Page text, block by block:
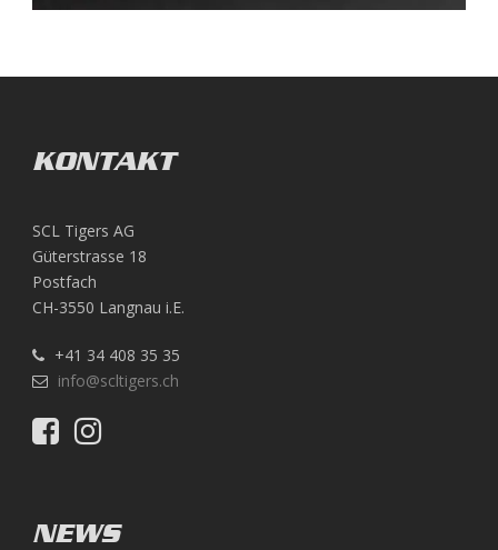
KONTAKT
SCL Tigers AG
Güterstrasse 18
Postfach
CH-3550 Langnau i.E.
+41 34 408 35 35
info@scltigers.ch
NEWS